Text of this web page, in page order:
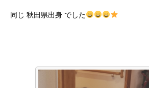
同じ 秋田県出身 でした